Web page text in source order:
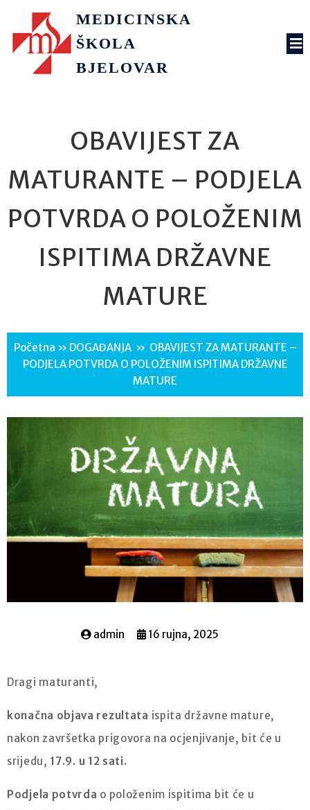
MEDICINSKA
ŠKOLA
BJELOVAR
OBAVIJEST ZA
MATURANTE – PODJELA
POTVRDA O POLOŽENIM
ISPITIMA DRŽAVNE
MATURE
Početna » DOGAĐANJA » OBAVIJEST ZA MATURANTE –
PODJELA POTVRDA O POLOŽENIM ISPITIMA DRŽAVNE
MATURE
admin 16 rujna, 2025
Dragi maturanti,
konačna objava rezultata ispita državne mature,
nakon završetka prigovora na ocjenjivanje, bit će u
srijedu, 17.9. u 12 sati.
Podjela potvrda o položenim ispitima bit će u